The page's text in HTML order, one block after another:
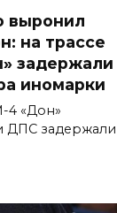
выронил
на трассе
задержали
иномарки
4 «Дон»
ДПС задержали